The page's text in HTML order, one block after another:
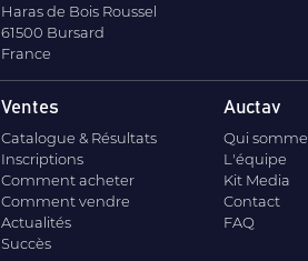
Haras de Bois Roussel
61500 Bursard
France
Ventes
Catalogue & Résultats
Inscriptions
Comment acheter
Comment vendre
Actualités
Succès
Auctav
Qui
L'équipe
Kit Media
Contact
FAQ